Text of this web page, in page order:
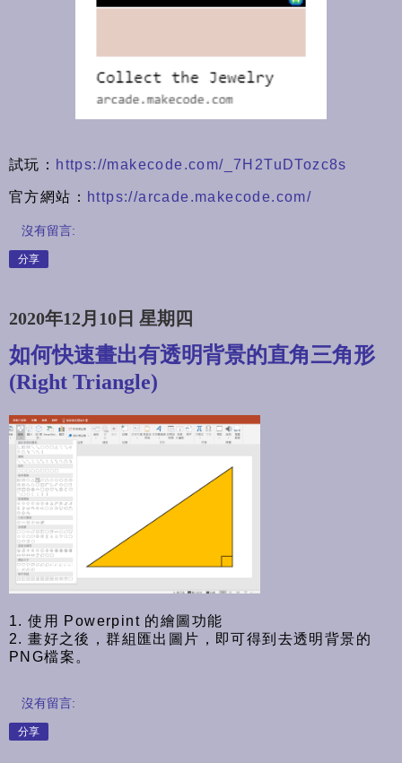
試玩： https://makecode.com/_7H2TuDTozc8s
官方網站： https://arcade.makecode.com/
沒有留言:
分享
2020年12月10日 星期四
如何快速畫出有透明背景的直角三角形
(Right Triangle)
1. 使用 Powerpint 的繪圖功能
2. 畫好之後，群組匯出圖片，即可得到去透明背景的
PNG檔案。
沒有留言:
分享